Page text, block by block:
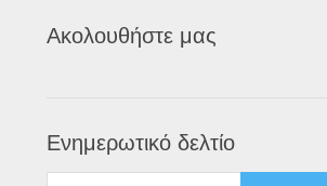
Ακολουθήστε μας
Ενημερωτικό δελτίο